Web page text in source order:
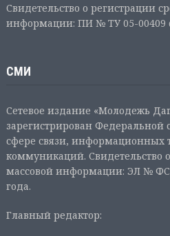
Свидетельство о регистрации
информации: ПИ № ТУ 05-00409
СМИ
Сетевое издание «Молодежь
зарегистрирован Федеральной
сфере связи, информационных
коммуникаций. Свидетельство
массовой информации: ЭЛ №
года.
Главный редактор: